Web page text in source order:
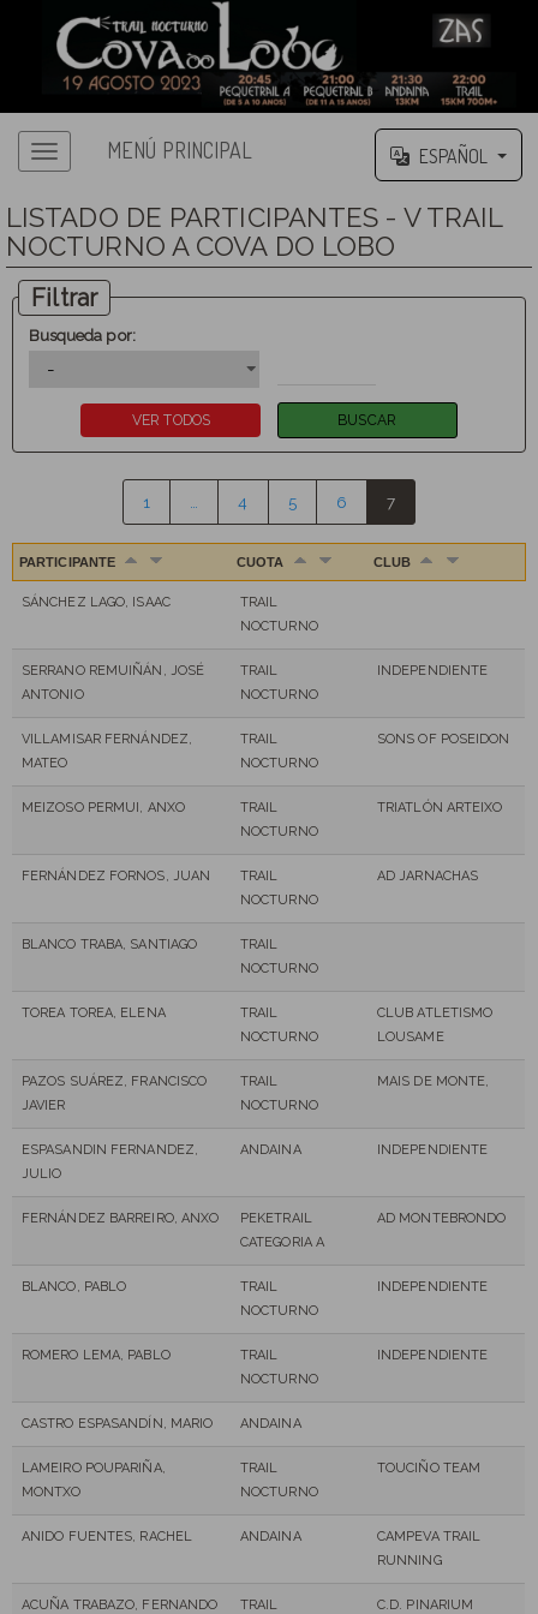
MENÚ PRINCIPAL ESPAÑOL
LISTADO DE PARTICIPANTES - V TRAIL
NOCTURNO A COVA DO LOBO
Filtrar
Busqueda por:
1 4 5 6 7
PARTICIPANTE CUOTA CLUB
SÁNCHEZ LAGO, ISAAC
TRAIL
NOCTURNO
SERRANO REMUIÑÁN, JOSÉ
ANTONIO
TRAIL
NOCTURNO
INDEPENDIENTE
VILLAMISAR FERNÁNDEZ,
MATEO
TRAIL
NOCTURNO
SONS OF POSEIDON
MEIZOSO PERMUI, ANXO
TRAIL
NOCTURNO
TRIATLÓN ARTEIXO
FERNÁNDEZ FORNOS, JUAN
TRAIL
NOCTURNO
AD JARNACHAS
BLANCO TRABA, SANTIAGO
TRAIL
NOCTURNO
TOREA TOREA, ELENA
TRAIL
NOCTURNO
CLUB ATLETISMO
LOUSAME
PAZOS SUÁREZ, FRANCISCO
JAVIER
TRAIL
NOCTURNO
MAIS DE MONTE,
ESPASANDIN FERNANDEZ,
JULIO
ANDAINA INDEPENDIENTE
FERNÁNDEZ BARREIRO, ANXO
PEKETRAIL
CATEGORIA A
AD MONTEBRONDO
BLANCO, PABLO
TRAIL
NOCTURNO
INDEPENDIENTE
ROMERO LEMA, PABLO
TRAIL
NOCTURNO
INDEPENDIENTE
CASTRO ESPASANDÍN, MARIO ANDAINA
LAMEIRO POUPARIÑA,
MONTXO
TRAIL
NOCTURNO
TOUCIÑO TEAM
ANIDO FUENTES, RACHEL ANDAINA
CAMPEVA TRAIL
RUNNING
ACUÑA TRABAZO, FERNANDO
TRAIL
C.D. PINARIUM